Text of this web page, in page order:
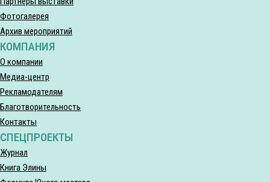
Фотогалерея
Архив мероприятий
КОМПАНИЯ
О компании
Медиа-центр
Рекламодателям
Благотворительность
Контакты
СПЕЦПРОЕКТЫ
Журнал
Книга Элины